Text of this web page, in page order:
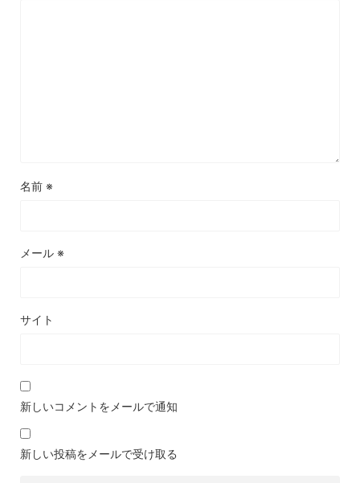
名前 ※
メール ※
サイト
新しいコメントをメールで通知
新しい投稿をメールで受け取る